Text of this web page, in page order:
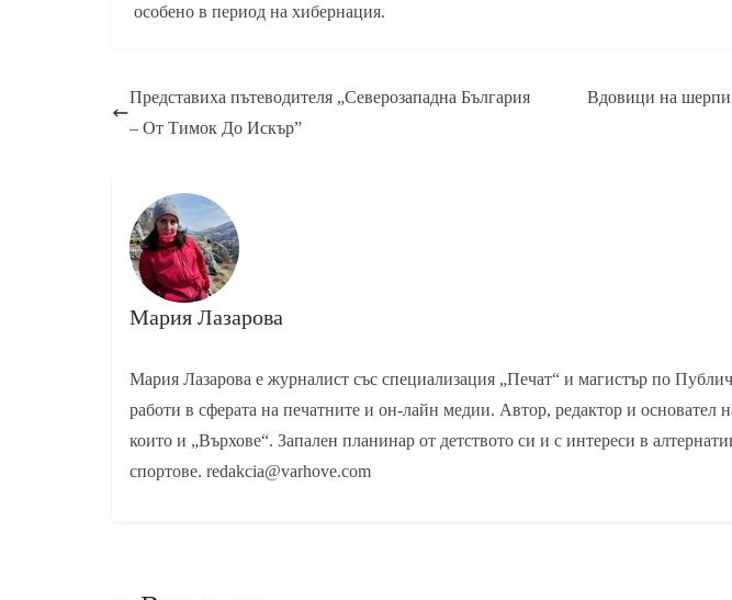
особено в период на хибернация.
Представиха пътеводителя „Северозападна България
– От Тимок До Искър”
Вдовици на шерпи
Мария Лазарова
Мария Лазарова е журналист със специализация „Печат“ и магистър по
работи в сферата на печатните и он-лайн медии. Автор, редактор и основател
които и „Върхове“. Запален планинар от детството си и с интереси в
спортове. redakcia@varhove.com